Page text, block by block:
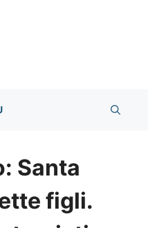
Santa
figli.